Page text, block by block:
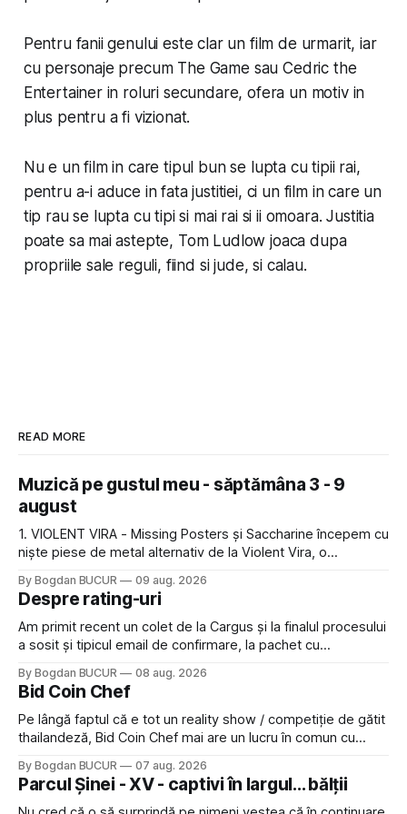
Pentru fanii genului este clar un film de urmarit, iar
cu personaje precum The Game sau Cedric the
Entertainer in roluri secundare, ofera un motiv in
plus pentru a fi vizionat.
Nu e un film in care tipul bun se lupta cu tipii rai,
pentru a-i aduce in fata justitiei, ci un film in care un
tip rau se lupta cu tipi si mai rai si ii omoara. Justitia
poate sa mai astepte, Tom Ludlow joaca dupa
propriile sale reguli, fiind si jude, si calau.
READ MORE
Muzică pe gustul meu - săptămâna 3 - 9
august
1. VIOLENT VIRA - Missing Posters și Saccharine începem cu
niște piese de metal alternativ de la Violent Vira, o
acest gen. E genul de muzică pe care îl ascultam cu plăcere
acum 15-20 de ani și mă bucur să văd
By Bogdan BUCUR 09 aug. 2026
Despre rating-uri
Am primit recent un colet de la Cargus și la finalul procesului
a sosit și tipicul email de confirmare, la pachet cu
feedback-ului și eram în toate bune, de data asta am dat
click să le las un rating. Un 5
By Bogdan BUCUR 08 aug. 2026
Bid Coin Chef
Pe lângă faptul că e tot un reality show / competiție de gătit
thailandeză, Bid Coin Chef mai are un lucru în comun cu
lăsat rece la prima vedere, după care m-a făcut să mă
îndrăgostesc de el. Nu mi-a plăcut faptul
By Bogdan BUCUR 07 aug. 2026
Parcul Șinei - XV - captivi în largul... bălții